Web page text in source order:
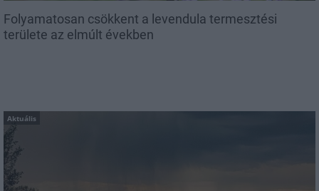
Folyamatosan csökkent a levendula termesztési
területe az elmúlt években
Aktuális